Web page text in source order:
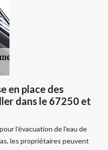
en place des
dans le 67250 et
l'évacuation de l'eau de
les propriétaires peuvent